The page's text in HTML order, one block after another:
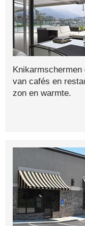
van cafés en
zon en warmte.